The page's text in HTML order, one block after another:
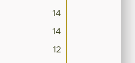
14
14
12